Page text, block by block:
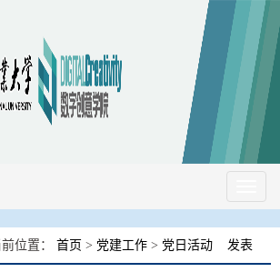
前位置： 首页 > 党建工作 > 党日活动 发表